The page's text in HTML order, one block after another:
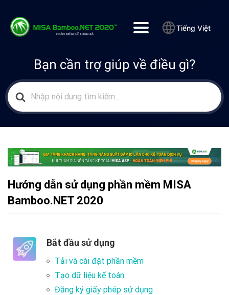
Tiếng Việt
Bạn cần trợ giúp về điều gì?
Search
for:
Hướng dẫn sử dụng phần mềm MISA
Bamboo.NET 2020
Bắt đầu sử dụng
Tải và cài đặt phần mềm
Tạo dữ liệu kế toán
Đăng ký giấy phép sử dụng